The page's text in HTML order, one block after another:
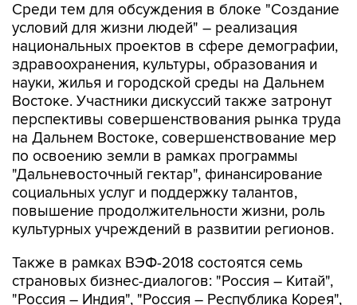
Среди тем для обсуждения в блоке "Создание
условий для жизни людей" – реализация
национальных проектов в сфере демографии,
здравоохранения, культуры, образования и
науки, жилья и городской среды на Дальнем
Востоке. Участники дискуссий также затронут
перспективы совершенствования рынка труда
на Дальнем Востоке, совершенствование мер
по освоению земли в рамках программы
"Дальневосточный гектар", финансирование
социальных услуг и поддержку талантов,
повышение продолжительности жизни, роль
культурных учреждений в развитии регионов.
Также в рамках ВЭФ-2018 состоятся семь
страновых бизнес-диалогов: "Россия – Китай",
"Россия – Индия", "Россия – Республика Корея",